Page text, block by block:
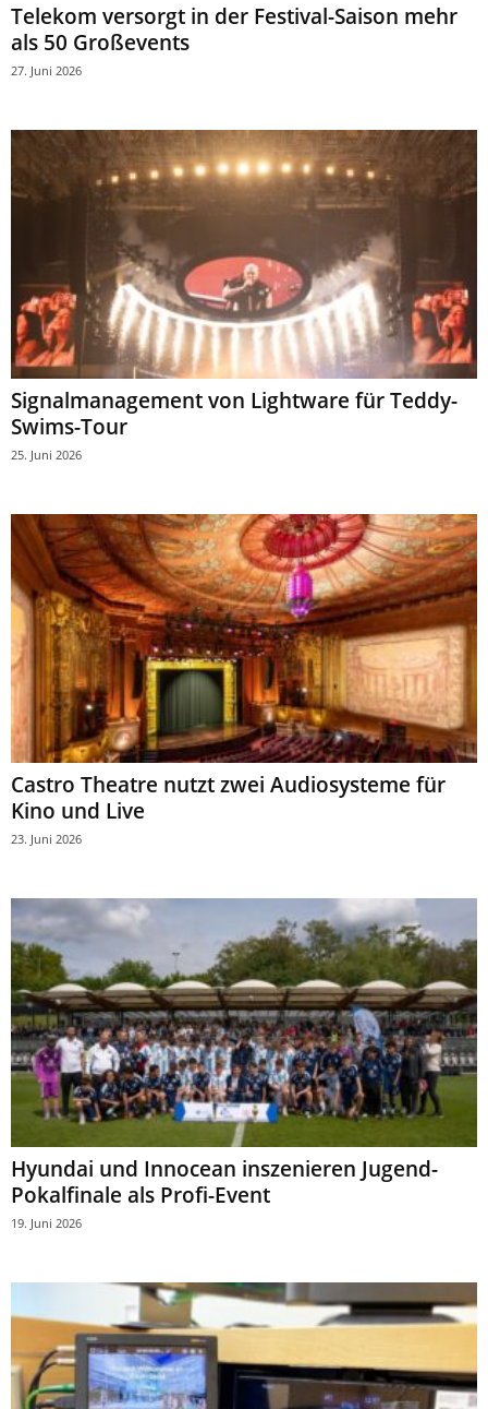
Telekom versorgt in der Festival-Saison mehr
als 50 Großevents
27. Juni 2026
Signalmanagement von Lightware für Teddy-
Swims-Tour
25. Juni 2026
Castro Theatre nutzt zwei Audiosysteme für
Kino und Live
23. Juni 2026
Hyundai und Innocean inszenieren Jugend-
Pokalfinale als Profi-Event
19. Juni 2026